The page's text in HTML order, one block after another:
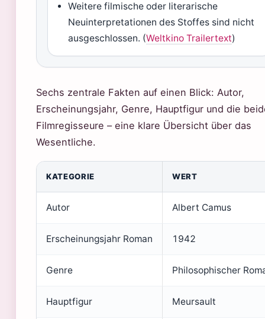
Weitere filmische oder literarische
Neuinterpretationen des Stoffes sind nicht
ausgeschlossen. (Weltkino Trailertext)
Sechs zentrale Fakten auf einen Blick: Autor,
Erscheinungsjahr, Genre, Hauptfigur und die
Filmregisseure – eine klare Übersicht über das
Wesentliche.
KATEGORIE WERT
Autor Albert Camus
Erscheinungsjahr Roman 1942
Genre Philosophischer
Hauptfigur Meursault